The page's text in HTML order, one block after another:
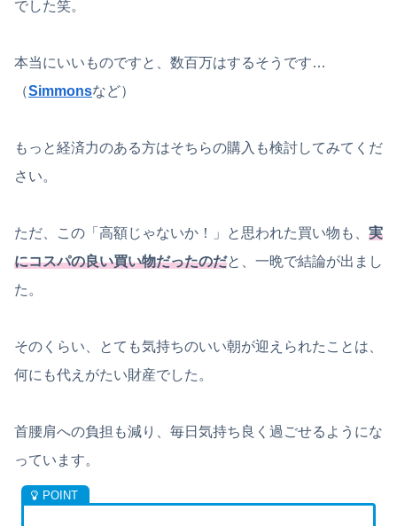
でした笑。
本当にいいものですと、数百万はするそうです…
（Simmonsなど）
もっと経済力のある方はそちらの購入も検討してみてくだ
さい。
ただ、この「高額じゃないか！」と思われた買い物も、 実
にコスパの良い買い物だったのだと、一晩で結論が出まし
た。
そのくらい、とても気持ちのいい朝が迎えられたことは、
何にも代えがたい財産でした。
首腰肩への負担も減り、毎日気持ち良く過ごせるようにな
っています。